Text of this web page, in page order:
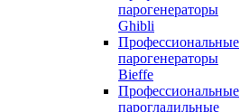
парогенераторы
Ghibli
Профессиональные
парогенераторы
Bieffe
Профессиональные
парогладильные